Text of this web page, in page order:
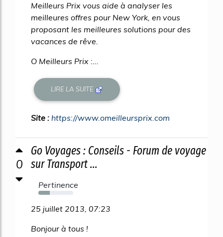
Meilleurs Prix vous aide à analyser les
meilleures offres pour New York, en vous
proposant les meilleures solutions pour des
vacances de rêve.
O Meilleurs Prix :...
LIRE LA SUITE
Site : https://www.omeilleursprix.com
0
Go Voyages : Conseils - Forum de voyage
sur Transport ...
Pertinence
33%
25 juillet 2013, 07:23
Bonjour à tous !